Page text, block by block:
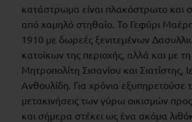
κατάστρωμα είναι πλακόστρωτο και
από χαμηλό στηθαίο. Το Γεφύρι
1910 με δωρεές ξενιτεμένων
κατοίκων της περιοχής, αλλά και με
Μητροπολίτη Σισανίου και Σιατίστης,
Ανθουλίδη. Για χρόνια εξυπηρετούσε
μετακινήσεις των γύρω οικισμών
και σήμερα στέκει ως ένα ακόμα